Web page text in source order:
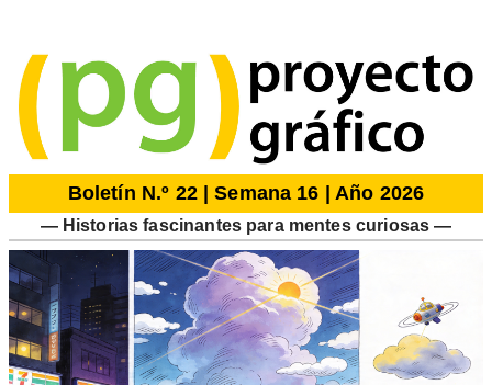
Boletín N.º 22 | Semana 16 | Año 2026
— Historias fascinantes para mentes curiosas —